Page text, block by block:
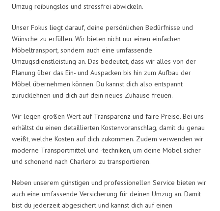
Umzug reibungslos und stressfrei abwickeln.
Unser Fokus liegt darauf, deine persönlichen Bedürfnisse und
Wünsche zu erfüllen. Wir bieten nicht nur einen einfachen
Möbeltransport, sondern auch eine umfassende
Umzugsdienstleistung an. Das bedeutet, dass wir alles von der
Planung über das Ein- und Auspacken bis hin zum Aufbau der
Möbel übernehmen können. Du kannst dich also entspannt
zurücklehnen und dich auf dein neues Zuhause freuen.
Wir legen großen Wert auf Transparenz und faire Preise. Bei uns
erhältst du einen detaillierten Kostenvoranschlag, damit du genau
weißt, welche Kosten auf dich zukommen. Zudem verwenden wir
moderne Transportmittel und -techniken, um deine Möbel sicher
und schonend nach Charleroi zu transportieren.
Neben unserem günstigen und professionellen Service bieten wir
auch eine umfassende Versicherung für deinen Umzug an. Damit
bist du jederzeit abgesichert und kannst dich auf einen